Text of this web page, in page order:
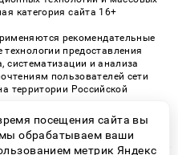
категория сайта 16+
рекомендательные
предоставления
систематизации и анализа
пользователей сети
территории Российской
рекомендательных
обменной сети
«СМИ2» (PDF)
посещения сайта вы
мы обрабатываем ваши
метрик Яндекс